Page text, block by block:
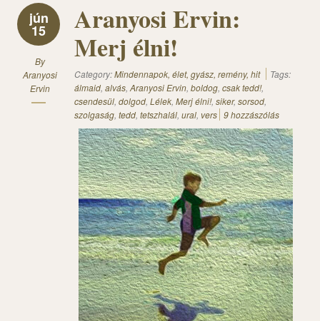
jún
15
By
Aranyosi
Ervin
Aranyosi Ervin:
Merj élni!
Category:Mindennapok, élet, gyász, remény, hit
Tags:
álmaid, alvás, Aranyosi Ervin, boldog, csak tedd!,
csendesül, dolgod, Lélek, Merj élni!, siker, sorsod,
szolgaság, tedd, tetszhalál, ural, vers 9 hozzászólás